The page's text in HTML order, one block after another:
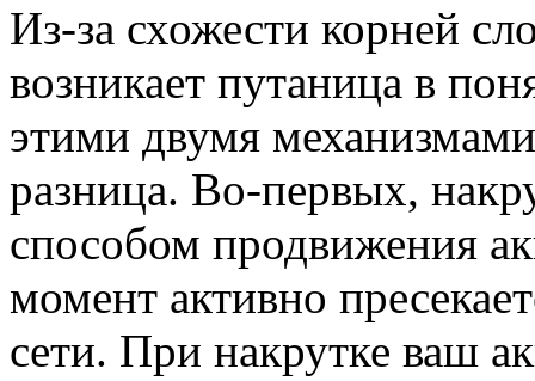
Из-за схожести корней
возникает путаница в
этими двумя
разница. Во-первых,
способом продвижения
момент активно
сети. При накрутке ваш